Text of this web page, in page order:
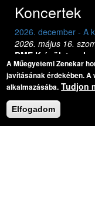
Koncertek
2026. december - A
2026. május 16.
BME K épület, aula
Bartók Béla: A
Legutóbbi
Koncert:2017.
Previous
A Műegyetemi Zenekar
javításának érdekében. A
alkalmazásába. Tudjon
Elfogadom